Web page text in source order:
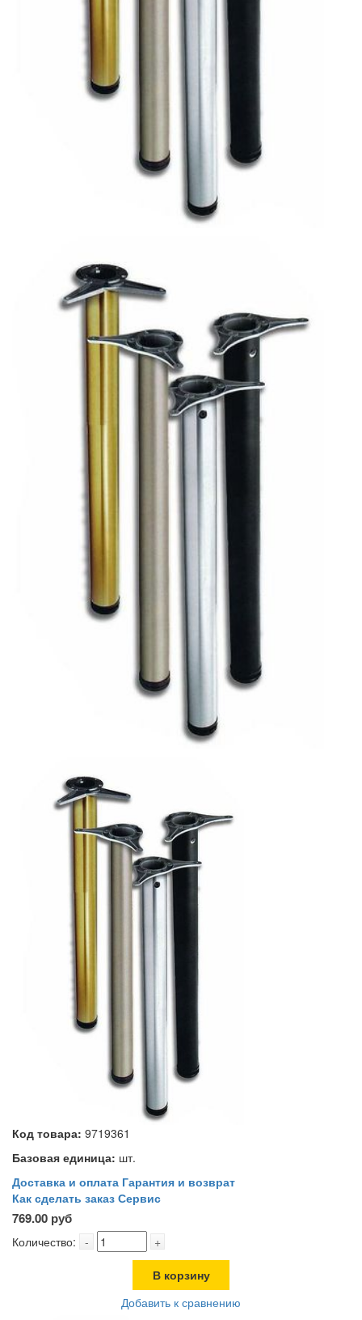
Код товара: 9719361
Базовая единица: шт.
Доставка и оплата Гарантия и возврат
Как сделать заказ Сервис
769.00 руб
Количество: - +
В корзину
Добавить к сравнению